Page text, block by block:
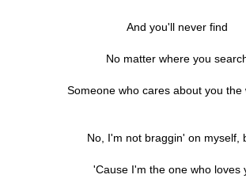
And you'll never find
No matter where you
Someone who cares about you the
No, I'm not braggin' on myself,
'Cause I'm the one who loves